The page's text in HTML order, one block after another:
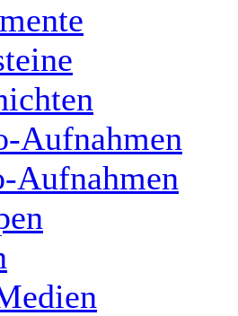
Aufnahmen
Aufnahmen